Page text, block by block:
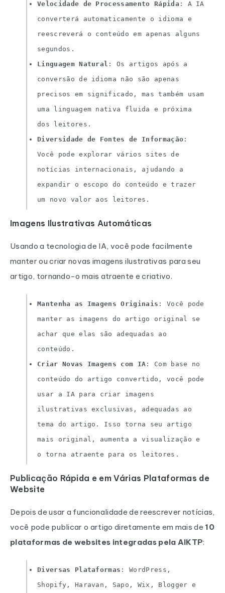
Velocidade de Processamento Rápida : A IA
converterá automaticamente o idioma e
reescreverá o conteúdo em apenas alguns
segundos.
Linguagem Natural : Os artigos após a
conversão de idioma não são apenas
precisos em significado, mas também usam
uma linguagem nativa fluida e próxima
dos leitores.
Diversidade de Fontes de Informação :
Você pode explorar vários sites de
notícias internacionais, ajudando a
expandir o escopo do conteúdo e trazer
um novo valor aos leitores.
Imagens Ilustrativas Automáticas
Usando a tecnologia de IA, você pode facilmente
manter ou criar novas imagens ilustrativas para seu
artigo, tornando-o mais atraente e criativo.
Mantenha as Imagens Originais : Você pode
manter as imagens do artigo original se
achar que elas são adequadas ao
conteúdo.
Criar Novas Imagens com IA : Com base no
conteúdo do artigo convertido, você pode
usar a IA para criar imagens
ilustrativas exclusivas, adequadas ao
tema do artigo. Isso torna seu artigo
mais original, aumenta a visualização e
o torna atraente para os leitores.
Publicação Rápida e em Várias Plataformas de
Website
Depois de usar a funcionalidade de reescrever notícias,
você pode publicar o artigo diretamente em mais de10
plataformas de websites integradas pela AIKTP:
Diversas Plataformas : WordPress,
Shopify, Haravan, Sapo, Wix, Blogger e